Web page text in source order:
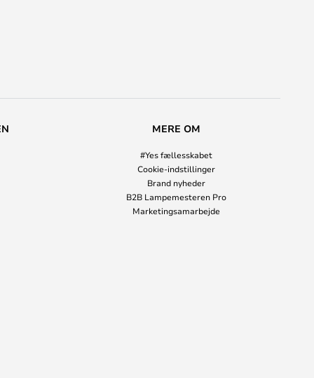
MERE OM
#Yes fællesskabet
Cookie-indstillinger
Brand nyheder
B2B Lampemesteren Pro
Marketingsamarbejde